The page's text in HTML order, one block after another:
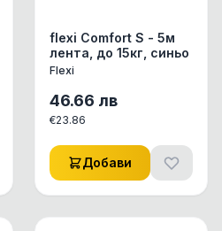
flexi Comfort S - 5м
лента, до 15кг, синьо
Flexi
46.66 лв
€23.86
Добави